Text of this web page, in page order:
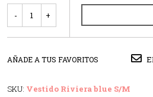
AÑADE A TUS FAVORITOS
SKU: Vestido Riviera blue S/M